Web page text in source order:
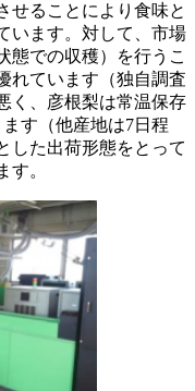
せることにより食味と
います。対して、市場
態での収穫）を行うこ
れています（独自調査
く、彦根梨は常温保存
す（他産地は7日程
した出荷形態をとって
す。